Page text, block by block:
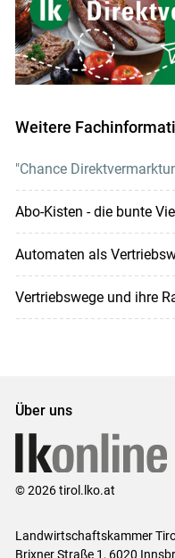
Weitere
"Chance
Abo-Kisten - die bunte
Automaten als
Vertriebswege und ihre
Über uns
© 2026 tirol.lko.at
Landwirtschaftskammer
Brixner Straße 1, 6020